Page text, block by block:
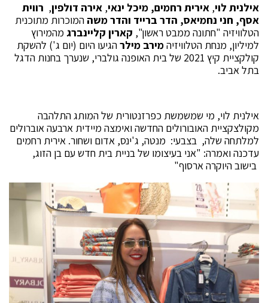
אילנית לוי, אירית רחמים, מיכל ינאי, אירה דולפין, רווית
אסף, חני נחמיאס, הדר ברייד והדר משה המוכרות מתוכנית
הטלוויזיה "חתונה ממבט ראשון", קארין קליינברג מהמירוץ
למיליון, מנחת הטלוויזיהמירב מילרהגיעו היום (יום ג') להשקת
קולקציית קיץ 2021 של בית האופנה גולברי, שנערך בחנות הדגל
בתל אביב.
אילנית לוי, מי שמשמשת כפרזנטורית של המותג התלהבה
מקולצקציית האובורולים החדשה ואימצה מיידית ארבעה אוברולים
למלתחה שלה, בצבעי: מנטה, ג'ינס, אדום ושחור. אירית רחמים
עדכנה ואמרה: "אני בעיצומו של בניית בית חדש עם בן הזוג,
בישוב היוקרה ארסוף"